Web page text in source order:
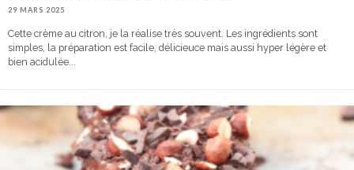
29 MARS 2025
Cette crème au citron, je la réalise très souvent. Les ingrédients sont
simples, la préparation est facile, délicieuce mais aussi hyper légère et
bien acidulée...